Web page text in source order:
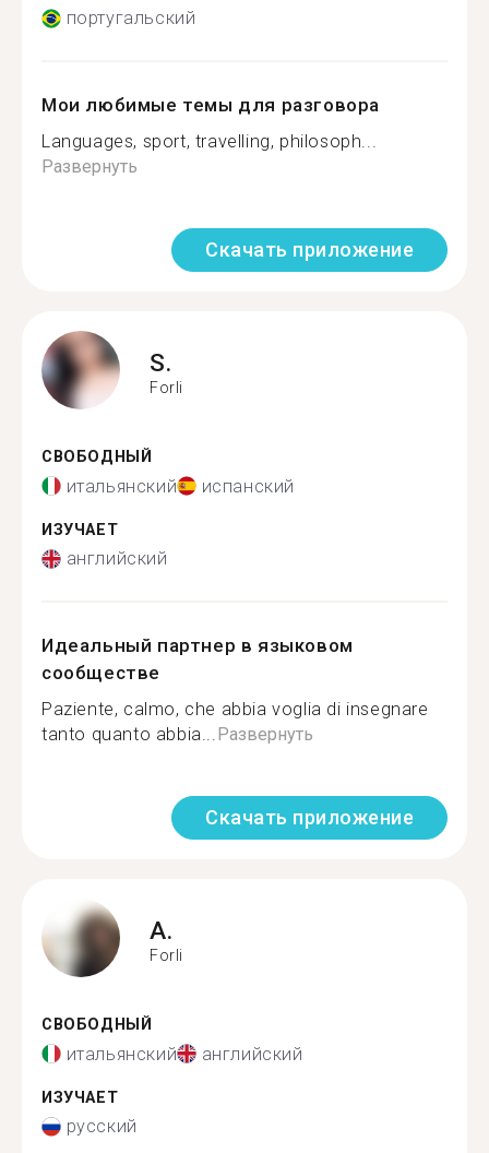
португальский
Мои любимые темы для разговора
Languages, sport, travelling, philosoph...
Развернуть
Скачать приложение
S.
Forli
СВОБОДНЫЙ
итальянский испанский
ИЗУЧАЕТ
английский
Идеальный партнер в языковом
сообществе
Paziente, calmo, che abbia voglia di insegnare
tanto quanto abbia...Развернуть
Скачать приложение
A.
Forli
СВОБОДНЫЙ
итальянский английский
ИЗУЧАЕТ
русский